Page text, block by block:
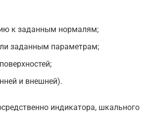
к заданным нормалям;
заданным параметрам;
и внешней).
индикатора, шкального